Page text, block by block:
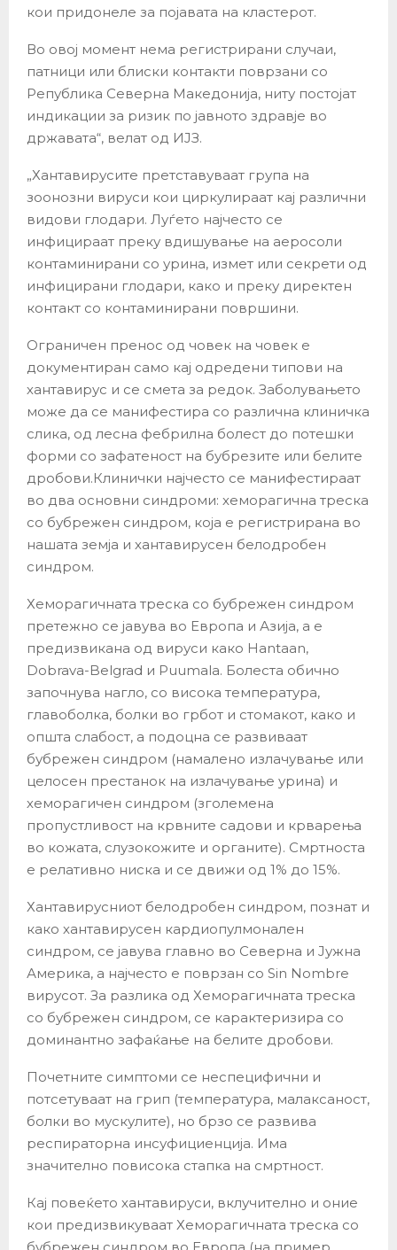
кои придонеле за појавата на кластерот.
Во овој момент нема регистрирани случаи,
патници или блиски контакти поврзани со
Република Северна Македонија, ниту постојат
индикации за ризик по јавното здравје во
државата“, велат од ИЈЗ.
„Хантавирусите претставуваат група на
зоонозни вируси кои циркулираат кај различни
видови глодари. Луѓето најчесто се
инфицираат преку вдишување на аеросоли
контаминирани со урина, измет или секрети од
инфицирани глодари, како и преку директен
контакт со контаминирани површини.
Ограничен пренос од човек на човек е
документиран само кај одредени типови на
хантавирус и се смета за редок. Заболувањето
може да се манифестира со различна клиничка
слика, од лесна фебрилна болест до потешки
форми со зафатеност на бубрезите или белите
дробови.Клинички најчесто се манифестираат
во два основни синдроми: хеморагична треска
со бубрежен синдром, која е регистрирана во
нашата земја и хантавирусен белодробен
синдром.
Хеморагичната треска со бубрежен синдром
претежно се јавува во Европа и Азија, а е
предизвикана од вируси како Hantaan,
Dobrava-Belgrad и Puumala. Болеста обично
започнува нагло, со висока температура,
главоболка, болки во грбот и стомакот, како и
општа слабост, а подоцна се развиваат
бубрежен синдром (намалено излачување или
целосен престанок на излачување урина) и
хеморагичен синдром (зголемена
пропустливост на крвните садови и крварења
во кожата, слузокожите и органите). Смртноста
е релативно ниска и се движи од 1% до 15%.
Хантавирусниот белодробен синдром, познат и
како хантавирусен кардиопулмонален
синдром, се јавува главно во Северна и Јужна
Америка, а најчесто е поврзан со Sin Nombre
вирусот. За разлика од Хеморагичната треска
со бубрежен синдром, се карактеризира со
доминантно зафаќање на белите дробови.
Почетните симптоми се неспецифични и
потсетуваат на грип (температура, малаксаност,
болки во мускулите), но брзо се развива
респираторна инсуфициенција. Има
значително повисока стапка на смртност.
Кај повеќето хантавируси, вклучително и оние
кои предизвикуваат Хеморагичната треска со